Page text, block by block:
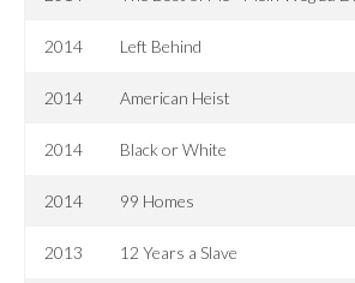
2014 Left Behind
2014 American Heist
2014 Black or White
2014 99 Homes
2013 12 Years a Slave